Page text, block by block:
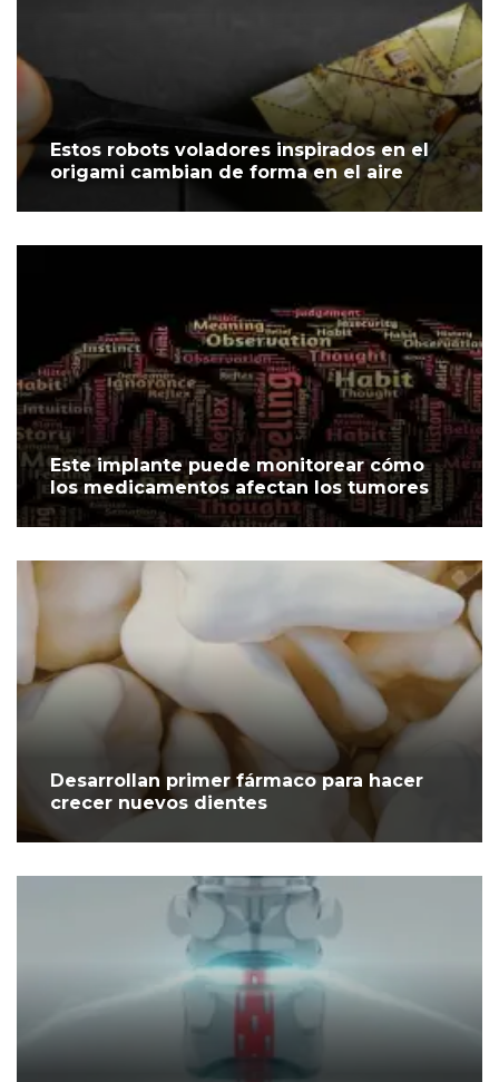
Estos robots voladores inspirados en el
origami cambian de forma en el aire
Este implante puede monitorear cómo
los medicamentos afectan los tumores
Desarrollan primer fármaco para hacer
crecer nuevos dientes